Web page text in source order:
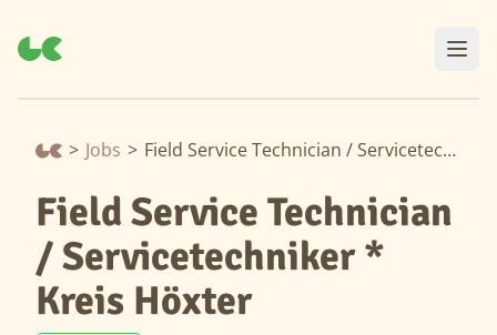
> Jobs > Field Service Technician / Servicetechniker * Kreis Höxter
Field Service Technician
/ Servicetechniker *
Kreis Höxter